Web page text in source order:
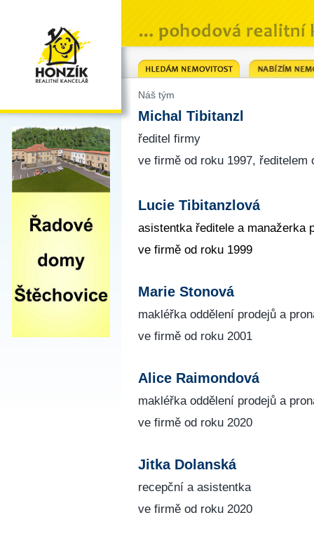
Náš tým
Michal Tibitanzl
ředitel firmy
ve firmě od roku 1997, ředitelem
Lucie Tibitanzlová
asistentka ředitele a manažerka
ve firmě od roku 1999
Marie Stonová
makléřka oddělení prodejů a
ve firmě od roku 2001
Alice Raimondová
makléřka oddělení prodejů a
ve firmě od roku 2020
Jitka Dolanská
recepční a asistentka
ve firmě od roku 2020